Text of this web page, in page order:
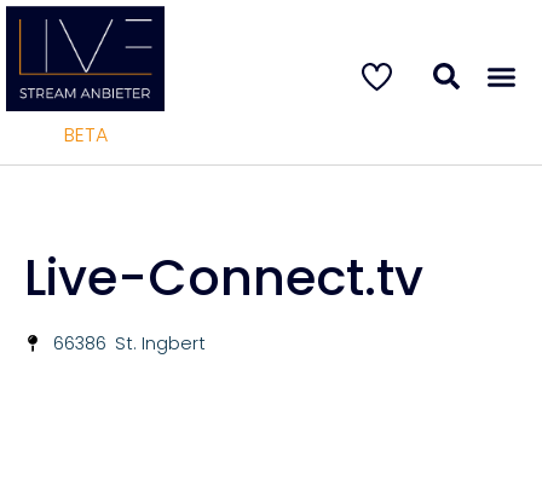
BETA
Live-Connect.tv
66386 St. Ingbert